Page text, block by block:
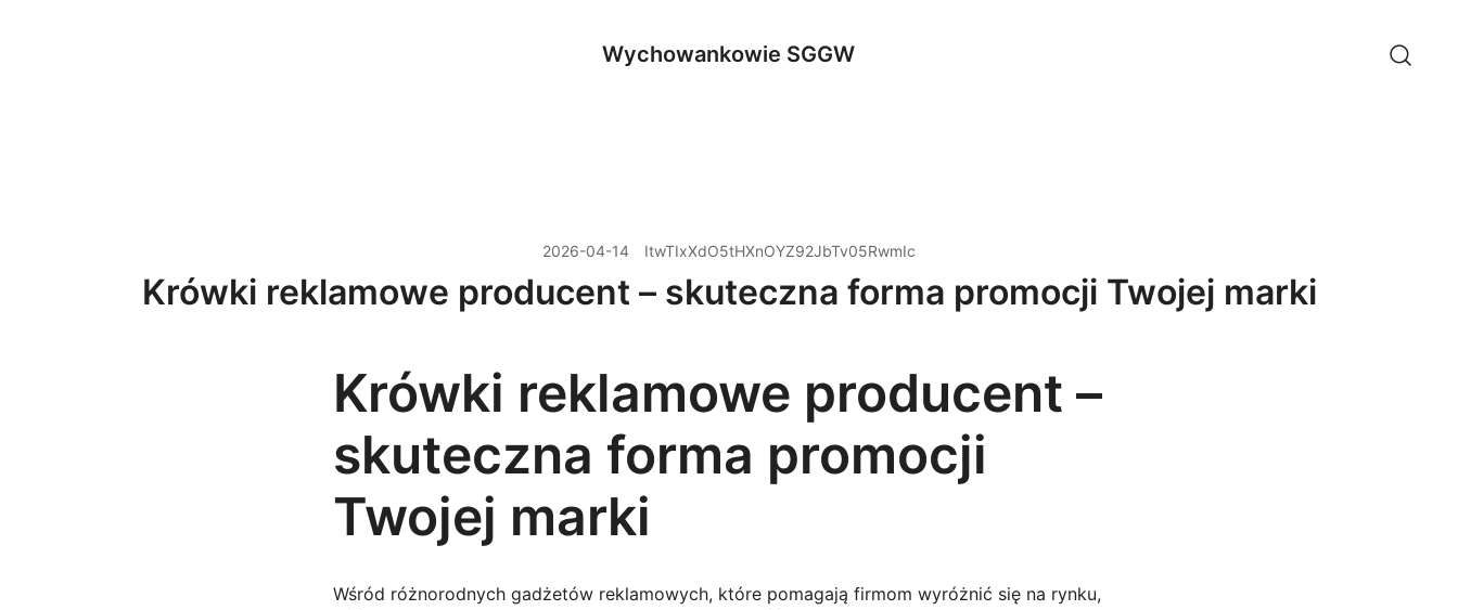
Wychowankowie SGGW
2026-04-14 ItwTIxXdO5tHXnOYZ92JbTv05RwmIc
Krówki reklamowe producent – skuteczna forma promocji Twojej marki
Krówki reklamowe producent –
skuteczna forma promocji
Twojej marki
Wśród różnorodnych gadżetów reklamowych, które pomagają firmom wyróżnić się na rynku,